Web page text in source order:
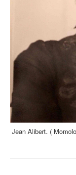
Jean Alibert. (